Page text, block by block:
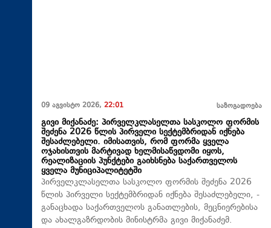
09 აგვისტო 2026, 22:01 საზოგადოება
გივი მიქანაძე: პირველკლასელთა სასკოლო ფორმის
შეძენა 2026 წლის პირველი სექტემბრიდან იქნება
შესაძლებელი. იმისათვის, რომ ფორმა ყველა
ოჯახისთვის მარტივად ხელმისაწვდომი იყოს,
რეალიზაციის პუნქტები გაიხსნება საქართველოს
ყველა მუნიციპალიტეტში
პირველკლასელთა სასკოლო ფორმის შეძენა 2026
წლის პირველი სექტემბრიდან იქნება შესაძლებელი, -
განაცხადა საქართველოს განათლების, მეცნიერებისა
და ახალგაზრდობის მინისტრმა გივი მიქანაძემ.